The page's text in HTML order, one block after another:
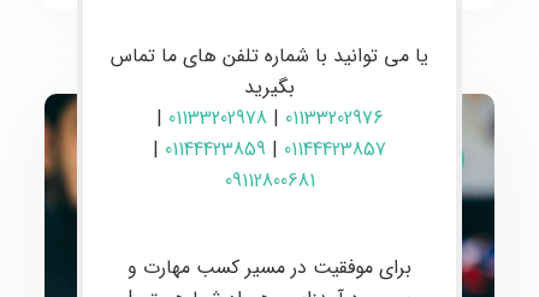
طراحی وب و برنامه نویسی
یا می توانید با شماره تلفن های ما تماس
بگیرید
01133202976
|
01133202978
|
01144423857
|
01144423859
|
09112800681
برای موفقیت در مسیر کسب مهارت و